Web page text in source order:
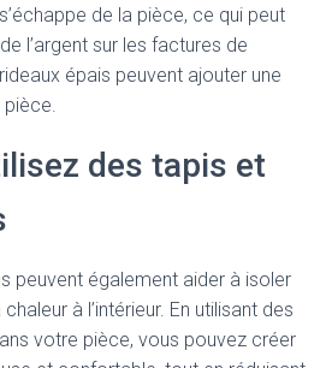
de la pièce, ce qui peut
l’argent sur les factures de
épais peuvent ajouter une
des tapis et
peuvent également aider à isoler
à l’intérieur. En utilisant des
votre pièce, vous pouvez créer